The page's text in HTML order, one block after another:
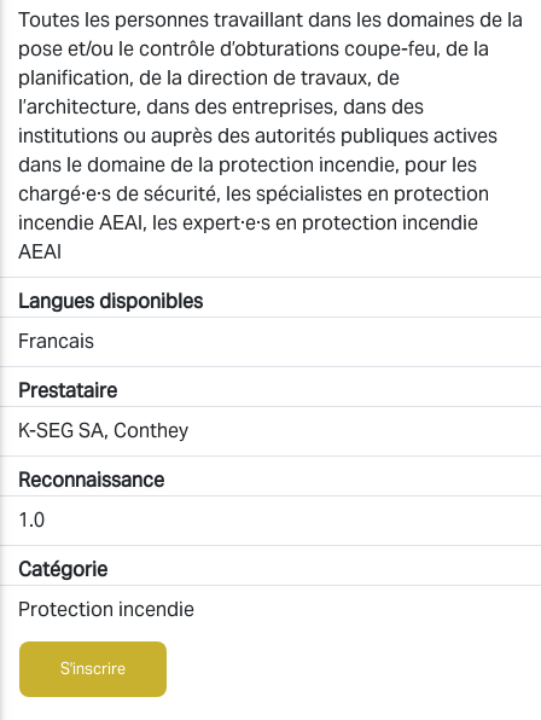
Toutes les personnes travaillant dans les domaines de la
pose et/ou le contrôle d’obturations coupe-feu, de la
planification, de la direction de travaux, de
l’architecture, dans des entreprises, dans des
institutions ou auprès des autorités publiques actives
dans le domaine de la protection incendie, pour les
chargé·e·s de sécurité, les spécialistes en protection
incendie AEAI, les expert·e·s en protection incendie
AEAI
Langues disponibles
Francais
Prestataire
K-SEG SA, Conthey
Reconnaissance
1.0
Catégorie
Protection incendie
S'inscrire